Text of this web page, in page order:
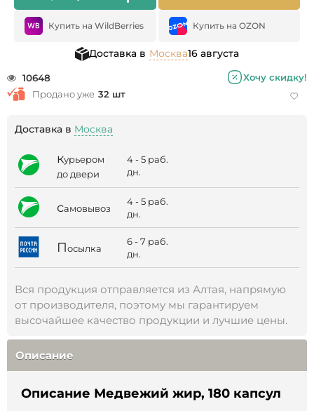
Купить на WildBerries Купить на OZON
Доставка в Москва16 августа
10648
Хочу скидку!
Продано уже 32 шт
Доставка в Москва
курьером
до двери
4 - 5 раб.
дн.
самовывоз
4 - 5 раб.
дн.
Посылка
6 - 7 раб.
дн.
Вся продукция отправляется из Алтая, напрямую
от производителя, поэтому мы гарантируем
высочайшее качество продукции и лучшие цены.
Описание
Описание Медвежий жир, 180 капсул